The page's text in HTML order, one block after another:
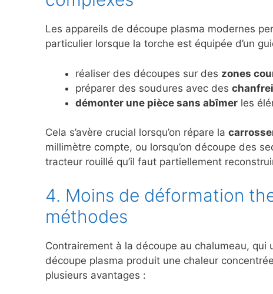
Les appareils de découpe plasma modernes
particulier lorsque la torche est équipée d’un
réaliser des découpes sur des zones
préparer des soudures avec des
démonter une pièce sans abîmer les
Cela s’avère crucial lorsqu’on répare la
millimètre compte, ou lorsqu’on découpe des
tracteur rouillé qu’il faut partiellement
4. Moins de déformation
méthodes
Contrairement à la découpe au chalumeau,
découpe plasma produit une chaleur
plusieurs avantages :